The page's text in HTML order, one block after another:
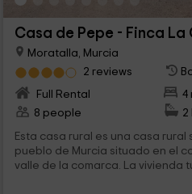
Casa de Pepe - Finca La
Moratalla, Murcia
2 reviews
Full Rental
4
8 people
2
Esta casa rural es una casa
pueblo de Murcia situado en el
valle de la comarca. La vivienda